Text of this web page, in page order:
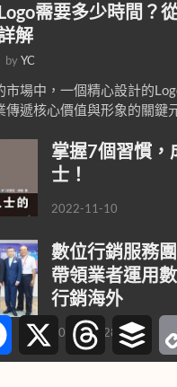
需要多少時間？
解
byYC
市場中，一個精心設計的
傳遞核心價值與形象的關鍵
掌握7個習慣，
士！
2022-11-10
數位行銷服務
帶領業者運用
行銷海外
2020-08-28
FacebookX Threads